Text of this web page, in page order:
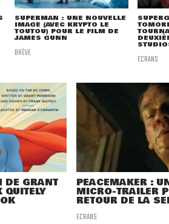
SUPERMAN : UNE NOUVELLE
IMAGE (AVEC KRYPTO LE
TOUTOU) POUR LE FILM DE
JAMES GUNN
BRÈVE ECRANS
DE GRANT PEACEMAKER :
MICRO-TRAILER
RETOUR DE LA
ECRANS